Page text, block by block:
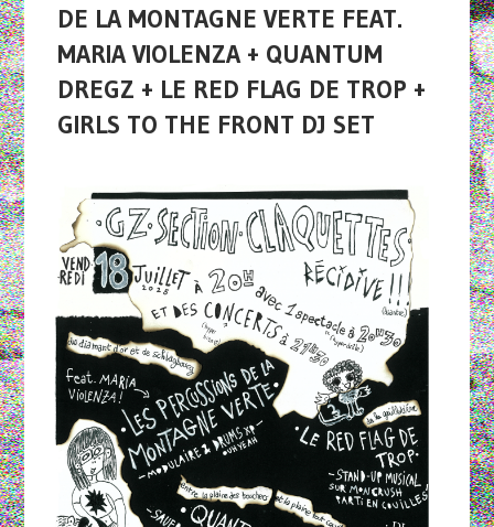
DE LA MONTAGNE VERTE FEAT.
MARIA VIOLENZA + QUANTUM
DREGZ + LE RED FLAG DE TROP +
GIRLS TO THE FRONT DJ SET